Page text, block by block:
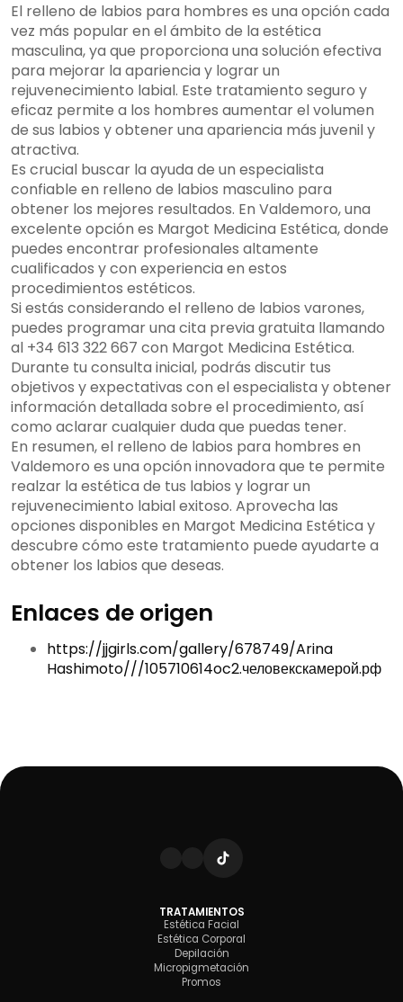
El relleno de labios para hombres es una opción cada
vez más popular en el ámbito de la estética
masculina, ya que proporciona una solución efectiva
para mejorar la apariencia y lograr un
rejuvenecimiento labial. Este tratamiento seguro y
eficaz permite a los hombres aumentar el volumen
de sus labios y obtener una apariencia más juvenil y
atractiva.
Es crucial buscar la ayuda de un especialista
confiable en relleno de labios masculino para
obtener los mejores resultados. En Valdemoro, una
excelente opción es Margot Medicina Estética, donde
puedes encontrar profesionales altamente
cualificados y con experiencia en estos
procedimientos estéticos.
Si estás considerando el relleno de labios varones,
puedes programar una cita previa gratuita llamando
al +34 613 322 667 con Margot Medicina Estética.
Durante tu consulta inicial, podrás discutir tus
objetivos y expectativas con el especialista y obtener
información detallada sobre el procedimiento, así
como aclarar cualquier duda que puedas tener.
En resumen, el relleno de labios para hombres en
Valdemoro es una opción innovadora que te permite
realzar la estética de tus labios y lograr un
rejuvenecimiento labial exitoso. Aprovecha las
opciones disponibles en Margot Medicina Estética y
descubre cómo este tratamiento puede ayudarte a
obtener los labios que deseas.
Enlaces de origen
https://jjgirls.com/gallery/678749/Arina
Hashimoto///105710614oc2.человекскамерой.рф
TRATAMIENTOS
Estética Facial
Estética Corporal
Depilación
Micropigmetación
Promos